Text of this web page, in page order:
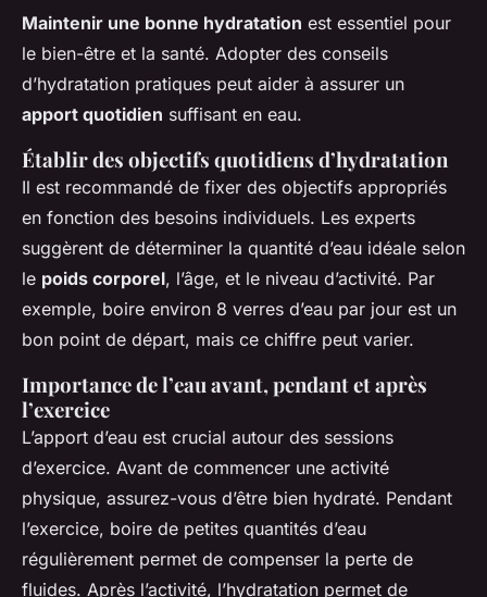
Maintenir une bonne hydratation est essentiel pour
le bien-être et la santé. Adopter des conseils
d’hydratation pratiques peut aider à assurer un
apport quotidien suffisant en eau.
Établir des objectifs quotidiens d’hydratation
Il est recommandé de fixer des objectifs appropriés
en fonction des besoins individuels. Les experts
suggèrent de déterminer la quantité d’eau idéale selon
le poids corporel, l’âge, et le niveau d’activité. Par
exemple, boire environ 8 verres d’eau par jour est un
bon point de départ, mais ce chiffre peut varier.
Importance de l’eau avant, pendant et après
l’exercice
L’apport d’eau est crucial autour des sessions
d’exercice. Avant de commencer une activité
physique, assurez-vous d’être bien hydraté. Pendant
l’exercice, boire de petites quantités d’eau
régulièrement permet de compenser la perte de
fluides. Après l’activité, l’hydratation permet de